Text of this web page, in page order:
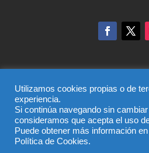
© Partido Popular de Toledo –
Toledo, Teléfono
El uso de este sitio implica la
Utilizamos cookies propias o de
experiencia.
Si continúa navegando sin
consideramos que acepta el uso
Puede obtener más información
Política de Cookies.